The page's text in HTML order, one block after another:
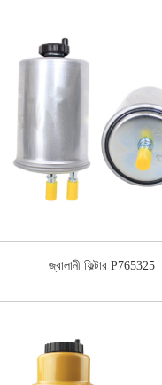
জ্বালানী ফিল্টার P765325